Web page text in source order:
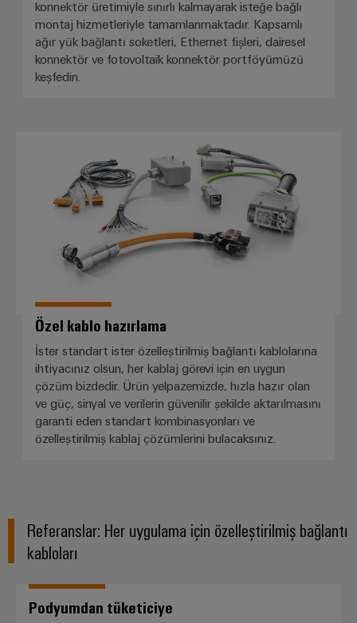
konnektör üretimiyle sınırlı kalmayarak isteğe bağlı
montaj hizmetleriyle tamamlanmaktadır. Kapsamlı
ağır yük bağlantı soketleri, Ethernet fişleri, dairesel
konnektör ve fotovoltaik konnektör portföyümüzü
keşfedin.
Özel kablo hazırlama
Özel kablo hazırlama
İster standart ister özelleştirilmiş bağlantı kablolarına
ihtiyacınız olsun, her kablaj görevi için en uygun
çözüm bizdedir. Ürün yelpazemizde, hızla hazır olan
ve güç, sinyal ve verilerin güvenilir şekilde aktarılmasını
garanti eden standart kombinasyonları ve
özelleştirilmiş kablaj çözümlerini bulacaksınız.
Referanslar: Her uygulama için özelleştirilmiş bağlantı
kabloları
Podyumdan tüketiciye